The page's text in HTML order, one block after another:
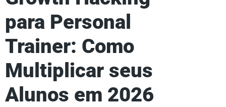
para Personal
Trainer: Como
Multiplicar seus
Alunos em 2026